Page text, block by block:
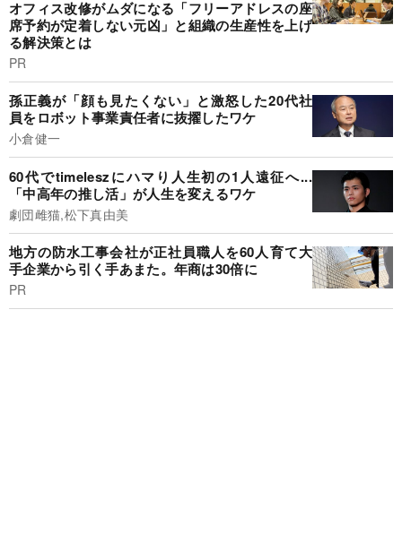
オフィス改修がムダになる「フリーアドレスの座
席予約が定着しない元凶」と組織の生産性を上げ
る解決策とは
PR
孫正義が「顔も見たくない」と激怒した20代社
員をロボット事業責任者に抜擢したワケ
小倉健一
60代でtimeleszにハマり人生初の1人遠征へ...
「中高年の推し活」が人生を変えるワケ
劇団雌猫,松下真由美
地方の防水工事会社が正社員職人を60人育て大
手企業から引く手あまた。年商は30倍に
PR